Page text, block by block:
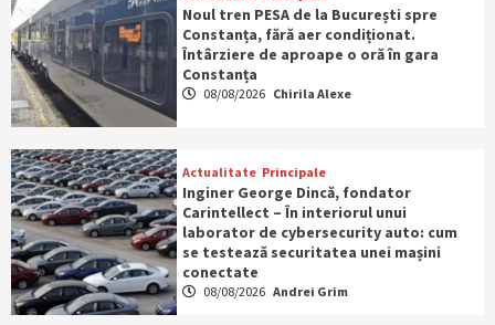
Noul tren PESA de la București spre
Constanța, fără aer condiționat.
Întârziere de aproape o oră în gara
Constanța
08/08/2026 Chirila Alexe
Actualitate Principale
Inginer George Dincă, fondator
Carintellect – În interiorul unui
laborator de cybersecurity auto: cum
se testează securitatea unei mașini
conectate
08/08/2026 Andrei Grim